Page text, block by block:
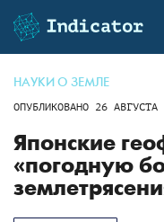
НАУКИ О ЗЕМЛЕ
ОПУБЛИКОВАНО 26
Японские
«погодную